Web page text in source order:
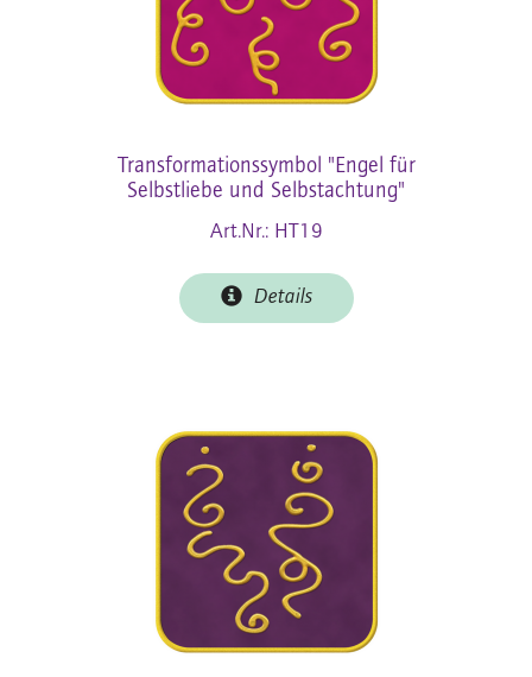
Transformationssymbol "Engel für
Selbstliebe und Selbstachtung"
Art.Nr.: HT19
Details